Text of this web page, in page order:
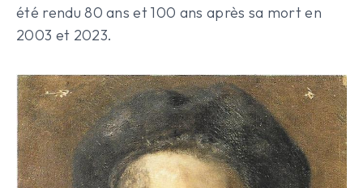
été rendu 80 ans et 100 ans après sa mort en
2003 et 2023.